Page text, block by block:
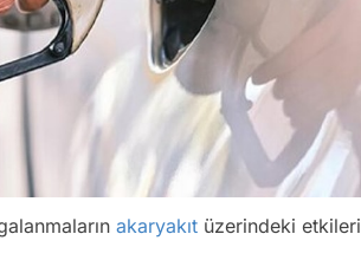
akaryakıt üzerindeki etkileri